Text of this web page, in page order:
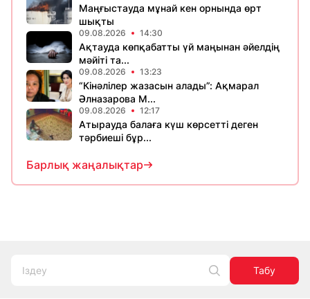
Маңғыстауда мұнай кен орнында өрт
шықты
09.08.2026 14:30
Ақтауда көпқабатты үй маңынан әйелдің
мәйіті та...
09.08.2026 13:23
“Кінәлілер жазасын алады”: Ақмарал
Әлназарова М...
09.08.2026 12:17
Атырауда балаға күш көрсетті деген
тәрбиеші бұр...
Барлық жаңалықтар
Табу